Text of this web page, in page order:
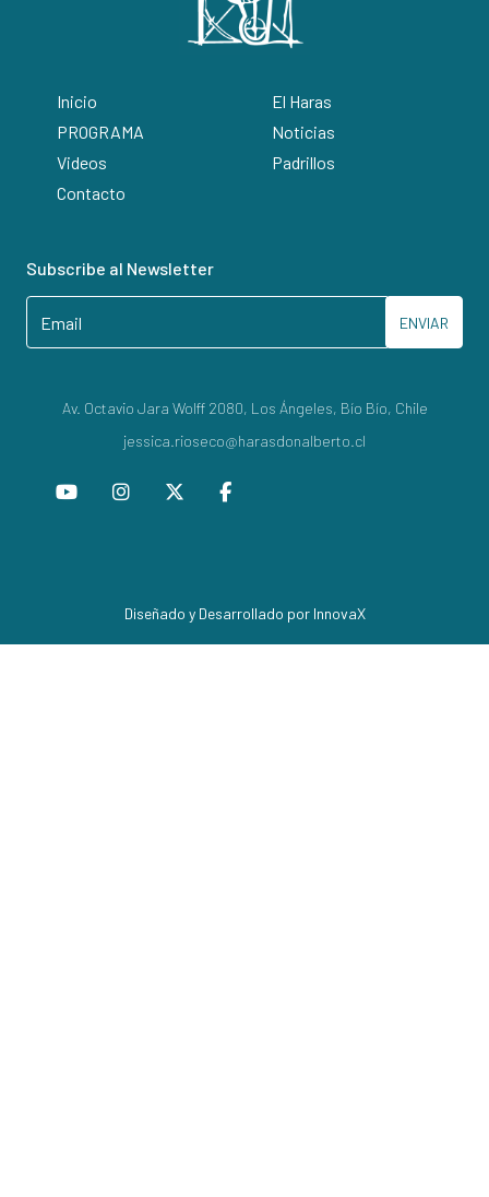
Inicio
El Haras
PROGRAMA
Noticias
Videos
Padrillos
Contacto
Subscribe al Newsletter
ENVIAR
Av. Octavio Jara Wolff 2080, Los Ángeles, Bío Bío, Chile
jessica.rioseco@harasdonalberto.cl
Diseñado y Desarrollado por InnovaX